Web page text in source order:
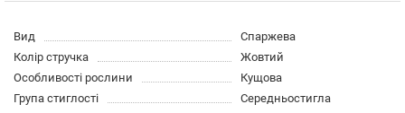
Вид
Спаржева
Колір стручка
Жовтий
Особливості рослини
Кущова
Група стиглості
Середньостигла